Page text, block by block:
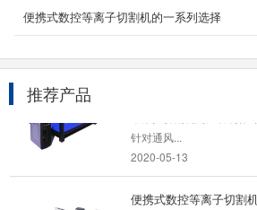
便携式数控等离子切割机的一系列选择
推荐产品
子切割机 ...
2021-02-12
风管等离子切割机
针对通风...
2020-05-13
便携式数控等离子切割机